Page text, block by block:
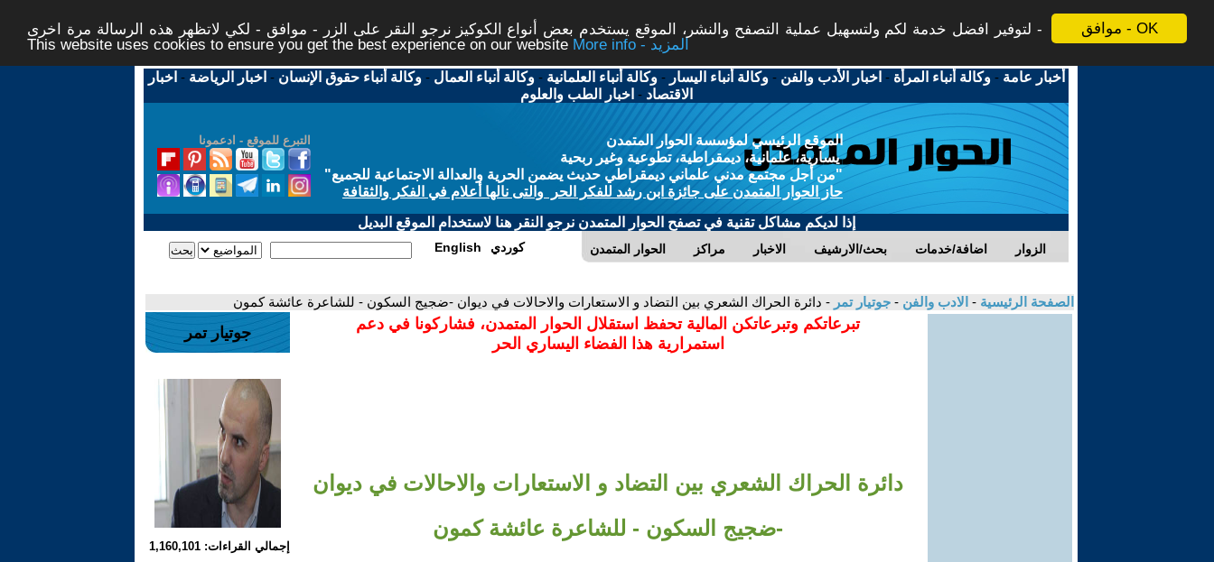
موافق - OK
لتوفير افضل خدمة لكم ولتسهيل عملية التصفح والنشر، الموقع يستخدم بعض أنواع الكوكيز نرجو النقر على الزر - موافق - لكي لاتظهر هذه الرسالة مرة اخرى -
This website uses cookies to ensure you get the best experience on our website
More info - المزيد
أخبار عامة -وكالة أنباء المرأة - اخبار الأدب والفن -وكالة أنباء اليسار -وكالة أنباء العلمانية -وكالة أنباء العمال -وكالة أنباء حقوق الإنسان - اخبار الرياضة - اخبار
الاقتصاد - اخبار الطب والعلوم
التبرع للموقع - ادعمونا
الموقع الرئيسي لمؤسسة الحوار المتمدن
يسارية، علمانية، ديمقراطية، تطوعية وغير ربحية
"من أجل مجتمع مدني علماني ديمقراطي حديث يضمن الحرية والعدالة الاجتماعية للجميع"
حاز الحوار المتمدن على جائزة ابن رشد للفكر الحر والتى نالها أعلام في الفكر والثقافة
إذا لديكم مشاكل تقنية في تصفح الحوار المتمدن نرجو النقر هنا لاستخدام الموقع البديل
الحوار المتمدن مراكز الاخبار بحث/الارشيف اضافة/خدمات الزوار English كوردي
الصفحة الرئيسية - الادب والفن - جوتيار تمر - دائرة الحراك الشعري بين التضاد و الاستعارات والاحالات في ديوان -ضجيج السكون - للشاعرة عائشة كمون
تبرعاتكم وتبرعاتكن المالية تحفظ استقلال الحوار المتمدن، فشاركونا في دعم
استمرارية هذا الفضاء اليساري الحر
دائرة الحراك الشعري بين التضاد و الاستعارات والاحالات في ديوان
-ضجيج السكون - للشاعرة عائشة كمون
جوتيار تمر
إجمالي القراءات: 1,160,101